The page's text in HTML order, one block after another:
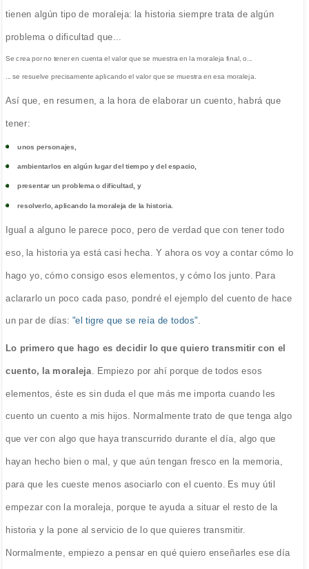
tienen algún tipo de moraleja: la historia siempre trata de algún
problema o dificultad que...
Se crea por no tener en cuenta el valor que se muestra en la moraleja final, o...
... se resuelve precisamente aplicando el valor que se muestra en esa moraleja.
Así que, en resumen, a la hora de elaborar un cuento, habrá que
tener:
unos personajes,
ambientarlos en algún lugar del tiempo y del espacio,
presentar un problema o dificultad, y
resolverlo, aplicando la moraleja de la historia.
Igual a alguno le parece poco, pero de verdad que con tener todo
eso, la historia ya está casi hecha. Y ahora os voy a contar cómo lo
hago yo, cómo consigo esos elementos, y cómo los junto. Para
aclararlo un poco cada paso, pondré el ejemplo del cuento de hace
un par de días: "el tigre que se reía de todos".
Lo primero que hago es decidir lo que quiero transmitir con el
cuento, la moraleja . Empiezo por ahí porque de todos esos
elementos, éste es sin duda el que más me importa cuando les
cuento un cuento a mis hijos. Normalmente trato de que tenga algo
que ver con algo que haya transcurrido durante el día, algo que
hayan hecho bien o mal, y que aún tengan fresco en la memoria,
para que les cueste menos asociarlo con el cuento. Es muy útil
empezar con la moraleja, porque te ayuda a situar el resto de la
historia y la pone al servicio de lo que quieres transmitir.
Normalmente, empiezo a pensar en qué quiero enseñarles ese día